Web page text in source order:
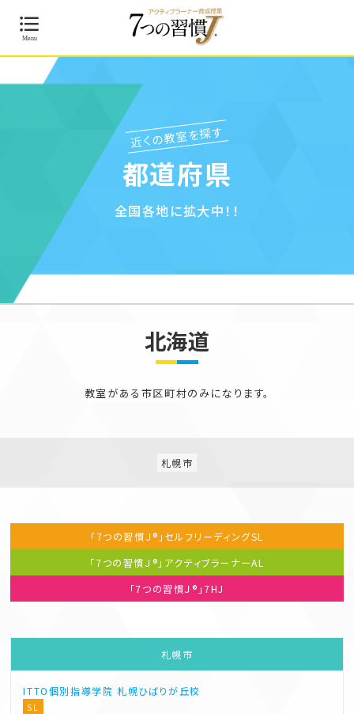
近くの教室を探す
都道府県
全国各地に拡大中！！
北海道
教室がある市区町村のみになります。
札幌市
「7つの習慣Ｊ®」セルフリーディングSL
「7つの習慣Ｊ®」アクティブラーナーAL
「7つの習慣Ｊ®」 7HJ
札幌市
ITTO個別指導学院 札幌ひばりが丘校
SL